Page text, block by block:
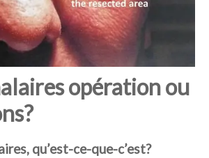
opération ou
qu’est-ce-que-c’est?